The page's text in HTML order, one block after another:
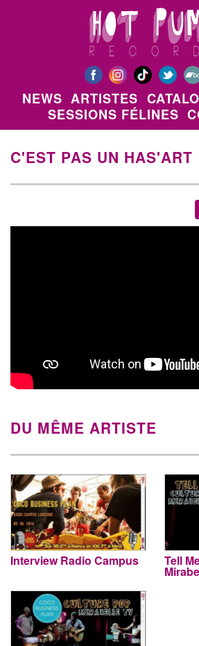
NEWS ARTISTES
SESSIONS FÉLINES
C'EST PAS UN HAS'ART
DU MÊME ARTISTE
Interview Radio Campus Tell